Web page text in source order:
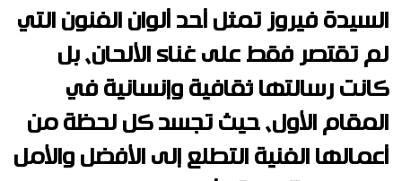
السيدة فيروز تمثل أحد ألوان الفنون التي
لم تقتصر فقط على غناء الألحان، بل
كانت رسالتها ثقافية وإنسانية في
المقام الأول، حيث تجسد كل لحظة من
أعمالها الفنية التطلع إلى الأفضل والأمل